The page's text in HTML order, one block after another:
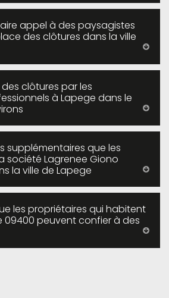
appel à des paysagistes
des clôtures dans la ville
clôtures par les
à Lapege dans le
supplémentaires que les
société Lagrenee Giono
la ville de Lapege
les propriétaires qui habitent
09400 peuvent confier à des